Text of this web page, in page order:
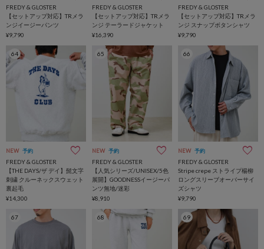
FREDY & GLOSTER
【セットアップ対応】TRメラ
ンジイージーパンツ
¥9,790
FREDY & GLOSTER
【セットアップ対応】TRメラ
ンジ テーラードジャケット
¥16,390
FREDY & GLOSTER
【セットアップ対応】TRメラ
ンジ スナップボタンシャツ
¥9,790
64
NEW 予約
FREDY & GLOSTER
【THE DAYS/ザ デイ】髭文字
刺繍 クルーネックスウェット
裏起毛
¥14,300
65
NEW 予約
FREDY & GLOSTER
【人気シリーズ/UNISEX/5色
展開】GOODNESSイージーパ
ンツ無地/迷彩
¥8,910
66
NEW 予約
FREDY & GLOSTER
Stripe crepe ストライプ楊柳
ロングスリーブオーバーサイ
ズシャツ
¥9,790
67 68 69